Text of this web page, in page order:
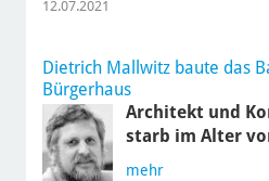
12.07.2021
Dietrich Mallwitz baute das
Bürgerhaus
Architekt und
starb im Alter
mehr